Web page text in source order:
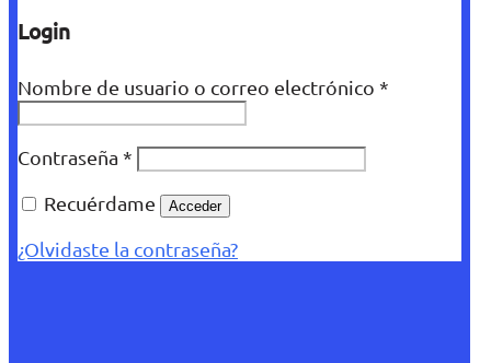
Login
Nombre de usuario o correo electrónico *
Contraseña *
Recuérdame
Acceder
¿Olvidaste la contraseña?